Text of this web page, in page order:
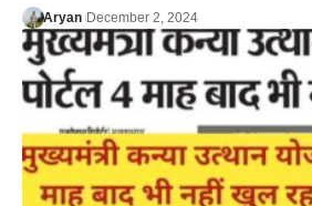
Aryan December 2, 2024